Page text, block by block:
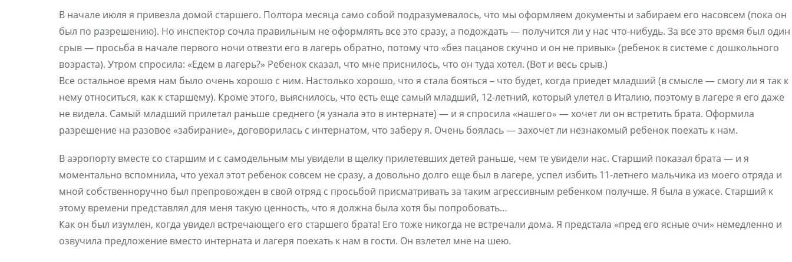
В начале июля я привезла домой старшего. Полтора месяца само собой подразумевалось, что мы оформляем документы и забираем его насовсем (пока он
был по разрешению). Но инспектор сочла правильным не оформлять все это сразу, а подождать — получится ли у нас что-нибудь. За все это время был один
срыв — просьба в начале первого ночи отвезти его в лагерь обратно, потому что «без пацанов скучно и он не привык» (ребенок в системе с дошкольного
возраста). Утром спросила: «Едем в лагерь?» Ребенок сказал, что мне приснилось, что он туда хотел. (Вот и весь срыв.)
Все остальное время нам было очень хорошо с ним. Настолько хорошо, что я стала бояться – что будет, когда приедет младший (в смысле — смогу ли я так к
нему относиться, как к старшему). Кроме этого, выяснилось, что есть еще самый младший, 12-летний, который улетел в Италию, поэтому в лагере я его даже
не видела. Самый младший прилетал раньше среднего (я узнала это в интернате) — и я спросила «нашего» — хочет ли он встретить брата. Оформила
разрешение на разовое «забирание», договорилась с интернатом, что заберу я. Очень боялась — захочет ли незнакомый ребенок поехать к нам.
В аэропорту вместе со старшим и с самодельным мы увидели в щелку прилетевших детей раньше, чем те увидели нас. Старший показал брата — и я
моментально вспомнила, что уехал этот ребенок совсем не сразу, а довольно долго еще был в лагере, успел избить 11-летнего мальчика из моего отряда и
мной собственноручно был препровожден в свой отряд с просьбой присматривать за таким агрессивным ребенком получше. Я была в ужасе. Старший к
этому времени представлял для меня такую ценность, что я должна была хотя бы попробовать…
Как он был изумлен, когда увидел встречающего его старшего брата! Его тоже никогда не встречали дома. Я предстала «пред его ясные очи» немедленно и
озвучила предложение вместо интерната и лагеря поехать к нам в гости. Он взлетел мне на шею.